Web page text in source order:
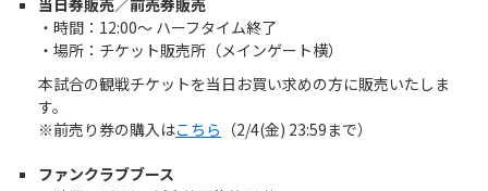
・時間：12:00～ ハーフタイム終了
・場所：チケット販売所（メインゲート横）
本試合の観戦チケットを当日お買い求めの方に販売いたしま
す。
※前売り券の購入はこちら （2/4(金) 23:59まで）
ファンクラブブース